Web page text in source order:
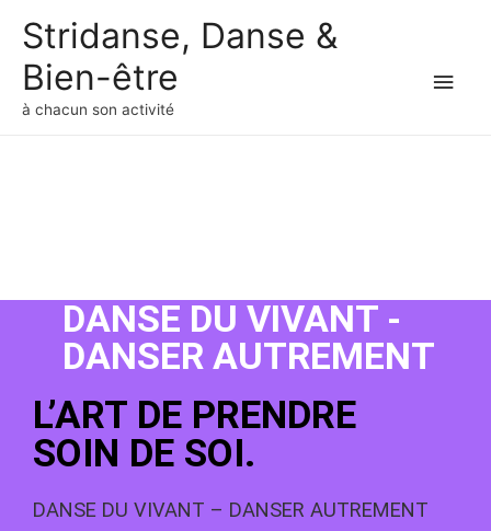
Stridanse, Danse &
Bien-être
à chacun son activité
DANSE DU VIVANT -
DANSER AUTREMENT
L’ART DE PRENDRE
SOIN DE SOI.
DANSE DU VIVANT – DANSER AUTREMENT